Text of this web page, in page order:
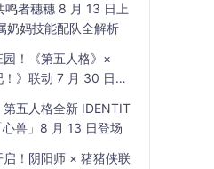
者穗穗 8 月 13 日上
奶妈技能配队全解析
！《第五人格》×
！》联动 7 月 30 日开
第五人格全新 IDENTIT
兽」8 月 13 日登场
！阴阳师 × 猪猪侠联